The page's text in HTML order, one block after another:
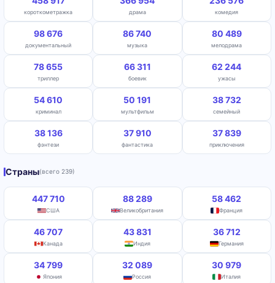
короткометражка драма комедия
98 676
документальный
86 740
музыка
80 489
мелодрама
78 655
триллер
66 311
боевик
62 244
ужасы
54 610
криминал
50 191
мультфильм
38 732
семейный
38 136
фэнтези
37 910
фантастика
37 839
приключения
Страны(всего 239)
447 710
США
88 289
Великобритания
58 462
Франция
46 707
Канада
43 831
Индия
36 712
Германия
34 799
Япония
32 089
Россия
30 979
Италия